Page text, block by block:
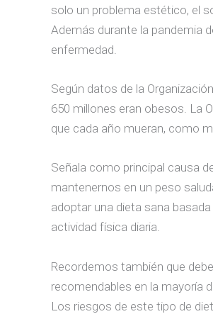
solo un problema estético, el
Además durante la pandemia
enfermedad.
Según datos de la
650 millones eran obesos. La
que cada año mueran, como
Señala como principal causa
mantenernos en un peso
adoptar una dieta sana
actividad física diaria.
Recordemos también que
recomendables en la mayoría
Los riesgos de este tipo de